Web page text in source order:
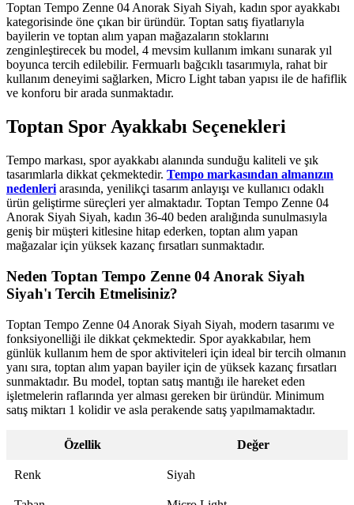
Toptan Tempo Zenne 04 Anorak Siyah Siyah, kadın spor ayakkabı
kategorisinde öne çıkan bir üründür. Toptan satış fiyatlarıyla
bayilerin ve toptan alım yapan mağazaların stoklarını
zenginleştirecek bu model, 4 mevsim kullanım imkanı sunarak yıl
boyunca tercih edilebilir. Fermuarlı bağcıklı tasarımıyla, rahat bir
kullanım deneyimi sağlarken, Micro Light taban yapısı ile de hafiflik
ve konforu bir arada sunmaktadır.
Toptan Spor Ayakkabı Seçenekleri
Tempo markası, spor ayakkabı alanında sunduğu kaliteli ve şık
tasarımlarla dikkat çekmektedir. Tempo markasından almanızın
nedenleri arasında, yenilikçi tasarım anlayışı ve kullanıcı odaklı
ürün geliştirme süreçleri yer almaktadır. Toptan Tempo Zenne 04
Anorak Siyah Siyah, kadın 36-40 beden aralığında sunulmasıyla
geniş bir müşteri kitlesine hitap ederken, toptan alım yapan
mağazalar için yüksek kazanç fırsatları sunmaktadır.
Neden Toptan Tempo Zenne 04 Anorak Siyah
Siyah'ı Tercih Etmelisiniz?
Toptan Tempo Zenne 04 Anorak Siyah Siyah, modern tasarımı ve
fonksiyonelliği ile dikkat çekmektedir. Spor ayakkabılar, hem
günlük kullanım hem de spor aktiviteleri için ideal bir tercih olmanın
yanı sıra, toptan alım yapan bayiler için de yüksek kazanç fırsatları
sunmaktadır. Bu model, toptan satış mantığı ile hareket eden
işletmelerin raflarında yer alması gereken bir üründür. Minimum
satış miktarı 1 kolidir ve asla perakende satış yapılmamaktadır.
Özellik Değer
Renk Siyah